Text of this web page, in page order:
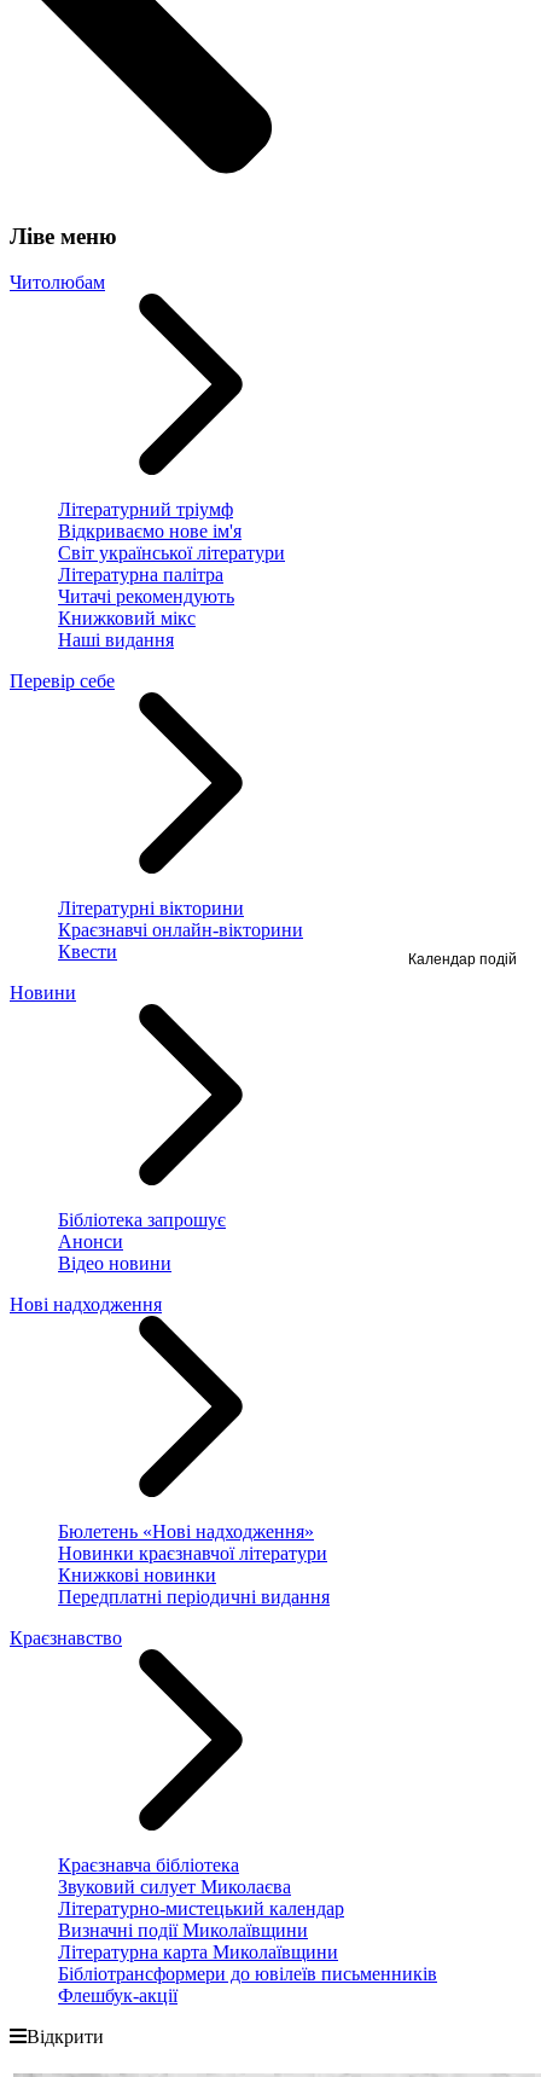
Ліве меню
Читолюбам
Літературний тріумф
Відкриваємо нове ім'я
Світ української літератури
Літературна палітра
Читачі рекомендують
Книжковий мікс
Наші видання
Перевір себе
Літературні вікторини
Краєзнавчі онлайн-вікторини
Квести
Новини
Бібліотека запрошує
Анонси
Відео новини
Нові надходження
Бюлетень «Нові надходження»
Новинки краєзнавчої літератури
Книжкові новинки
Передплатні періодичні видання
Краєзнавство
Краєзнавча бібліотека
Звуковий силует Миколаєва
Літературно-мистецький календар
Визначні події Миколаївщини
Літературна карта Миколаївщини
Бібліотрансформери до ювілеїв письменників
Флешбук-акції
Відкрити
Календар подій